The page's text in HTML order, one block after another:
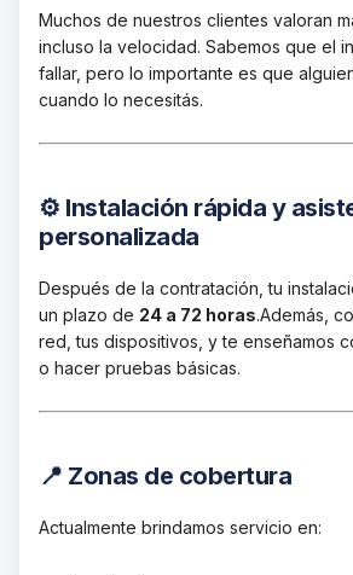
Muchos de nuestros clientes valoran
incluso la velocidad. Sabemos que el
fallar, pero lo importante es que
cuando lo necesitás.
⚙️ Instalación rápida y
personalizada
Después de la contratación, tu
un plazo de 24 a 72 horas.Además,
red, tus dispositivos, y te enseñamos
o hacer pruebas básicas.
📍 Zonas de cobertura
Actualmente brindamos servicio en: